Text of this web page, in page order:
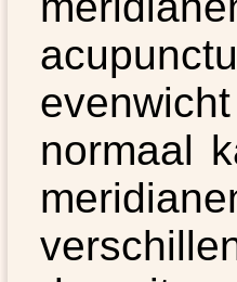
normaal